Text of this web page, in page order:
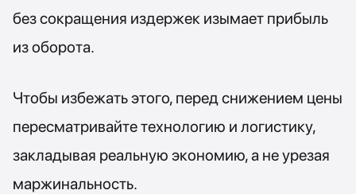
без сокращения издержек изымает прибыль
из оборота.
Чтобы избежать этого, перед снижением цены
пересматривайте технологию и логистику,
закладывая реальную экономию, а не урезая
маржинальность.